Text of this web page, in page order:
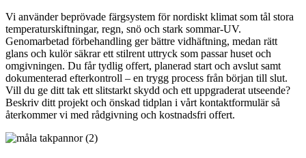
Vi använder beprövade färgsystem för nordiskt klimat som tål stora
temperaturskiftningar, regn, snö och stark sommar-UV.
Genomarbetad förbehandling ger bättre vidhäftning, medan rätt
glans och kulör säkrar ett stilrent uttryck som passar huset och
omgivningen. Du får tydlig offert, planerad start och avslut samt
dokumenterad efterkontroll – en trygg process från början till slut.
Vill du ge ditt tak ett slitstarkt skydd och ett uppgraderat utseende?
Beskriv ditt projekt och önskad tidplan i vårt kontaktformulär så
återkommer vi med rådgivning och kostnadsfri offert.